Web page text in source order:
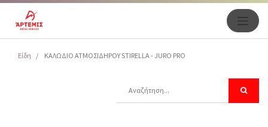
Είδη ΚΑΛΩΔΙΟ ΑΤΜΟΣΙΔΗΡΟΥ STIRELLA - JURO PRO